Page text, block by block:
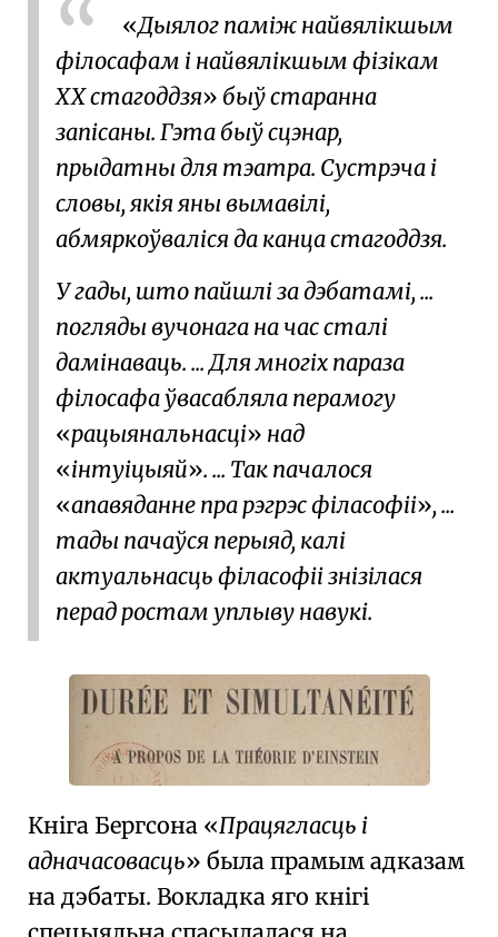
Дыялог паміж найвялікшым
філосафам і найвялікшым фізікам
XX стагоддзя
быў старанна
запісаны. Гэта быў сцэнар,
прыдатны для тэатра. Сустрэча і
словы, якія яны вымавілі,
абмяркоўваліся да канца стагоддзя.
У гады, што пайшлі за дэбатамі, ...
погляды вучонага на час сталі
дамінаваць. ... Для многіх параза
філосафа ўвасабляла перамогу
рацыянальнасці
над
інтуіцыяй . ... Так пачалося
апавяданне пра рэгрэс філасофіі , ...
тады пачаўся перыяд, калі
актуальнасць філасофіі знізілася
перад ростам уплыву навукі.
Кніга Бергсона
Працягласць і
адначасовасць
была прамым адказам
на дэбаты. Вокладка яго кнігі